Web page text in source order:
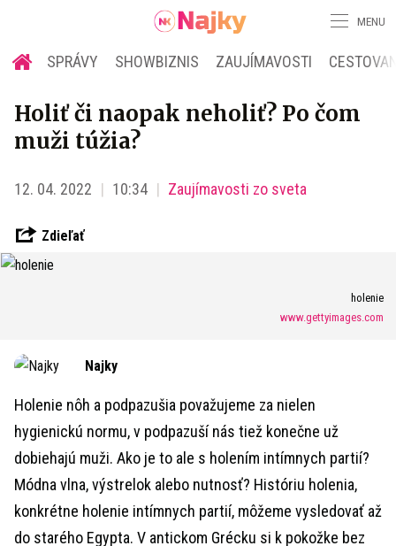
MENU
SPRÁVY SHOWBIZNIS ZAUJÍMAVOSTI
Holiť či naopak neholiť? Po čom
muži túžia?
12. 04. 2022 10:34 Zaujímavosti zo sveta
Zdieľať
holenie
www.gettyimages.com
Najky
Holenie nôh a podpazušia považujeme za nielen
hygienickú normu, v podpazuší nás tiež konečne už
dobiehajú muži. Ako je to ale s holením intímnych partií?
Módna vlna, výstrelok alebo nutnosť? Históriu holenia,
konkrétne holenie intímnych partií, môžeme vysledovať až
do starého Egypta. V antickom Grécku si k pokožke bez